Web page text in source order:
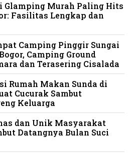
Glamping Murah Paling Hits
Fasilitas Lengkap dan
Camping Pinggir Sungai
Camping Ground
dan Terasering Cisalada
Rumah Makan Sunda di
Cucurak Sambut
Keluarga
dan Unik Masyarakat
Datangnya Bulan Suci